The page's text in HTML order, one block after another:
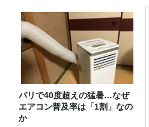
パリで40度超えの猛暑…なぜ
エアコン普及率は「1割」なの
か